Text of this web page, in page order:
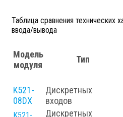
Таблица сравнения технических
ввода/вывода
Модель
модуля
Тип
K521-
08DX
Дискретных
входов
Дискретных